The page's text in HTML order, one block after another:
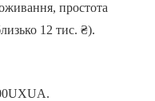
простота
12 тис. ₴).